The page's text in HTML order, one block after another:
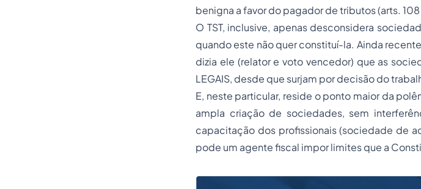
benigna a favor do pagador de tributos (arts. 108
O TST, inclusive, apenas desconsidera
quando este não quer constituí-la. Ainda
dizia ele (relator e voto vencedor) que as
LEGAIS, desde que surjam por decisão do
E, neste particular, reside o ponto maior da
ampla criação de sociedades, sem
capacitação dos profissionais (sociedade de
pode um agente fiscal impor limites que a